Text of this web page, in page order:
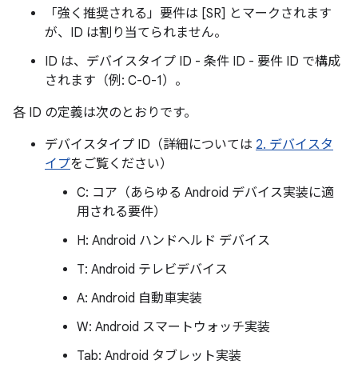
「強く推奨される」要件は [SR] とマークされます
が、ID は割り当てられません。
ID は、デバイスタイプ ID - 条件 ID - 要件 ID で構成
されます（例: C-0-1）。
各 ID の定義は次のとおりです。
デバイスタイプ ID（詳細については 2. デバイスタ
イプをご覧ください）
C: コア（あらゆる Android デバイス実装に適
用される要件）
H: Android ハンドヘルド デバイス
T: Android テレビデバイス
A: Android 自動車実装
W: Android スマートウォッチ実装
Tab: Android タブレット実装